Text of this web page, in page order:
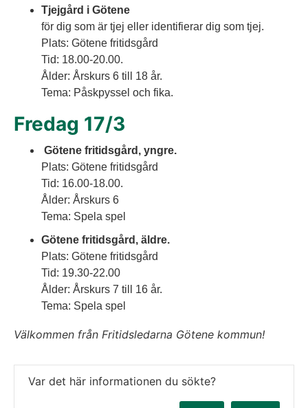
Tjejgård i Götene
för dig som är tjej eller identifierar dig som tjej.
Plats: Götene fritidsgård
Tid: 18.00-20.00.
Ålder: Årskurs 6 till 18 år.
Tema: Påskpyssel och fika.
Fredag 17/3
Götene fritidsgård, yngre.
Plats: Götene fritidsgård
Tid: 16.00-18.00.
Ålder: Årskurs 6
Tema: Spela spel
Götene fritidsgård, äldre.
Plats: Götene fritidsgård
Tid: 19.30-22.00
Ålder: Årskurs 7 till 16 år.
Tema: Spela spel
Välkommen från Fritidsledarna Götene kommun!
Var det här informationen du sökte?